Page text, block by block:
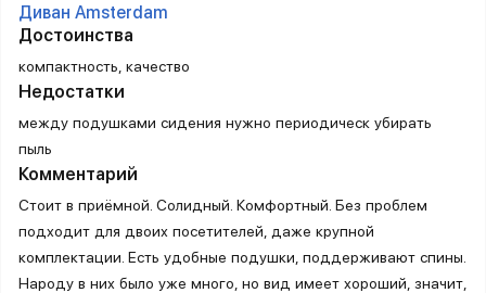
Диван Amsterdam
Достоинства
компактность, качество
Недостатки
между подушками сидения нужно периодическ убирать
пыль
Комментарий
Стоит в приёмной. Солидный. Комфортный. Без проблем
подходит для двоих посетителей, даже крупной
комплектации. Есть удобные подушки, поддерживают спины.
Народу в них было уже много, но вид имеет хороший, значит,